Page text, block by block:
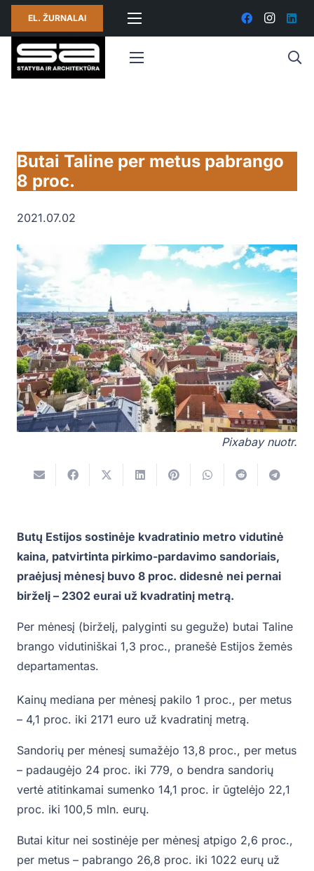
EL. ŽURNALAI
Butai Taline per metus pabrango
8 proc.
2021.07.02
Pixabay nuotr.
Butų Estijos sostinėje kvadratinio metro vidutinė
kaina, patvirtinta pirkimo-pardavimo sandoriais,
praėjusį mėnesį buvo 8 proc. didesnė nei pernai
birželį – 2302 eurai už kvadratinį metrą.
Per mėnesį (birželį, palyginti su geguže) butai Taline
brango vidutiniškai 1,3 proc., pranešė Estijos žemės
departamentas.
Kainų mediana per mėnesį pakilo 1 proc., per metus
– 4,1 proc. iki 2171 euro už kvadratinį metrą.
Sandorių per mėnesį sumažėjo 13,8 proc., per metus
– padaugėjo 24 proc. iki 779, o bendra sandorių
vertė atitinkamai sumenko 14,1 proc. ir ūgtelėjo 22,1
proc. iki 100,5 mln. eurų.
Butai kitur nei sostinėje per mėnesį atpigo 2,6 proc.,
per metus – pabrango 26,8 proc. iki 1022 eurų už